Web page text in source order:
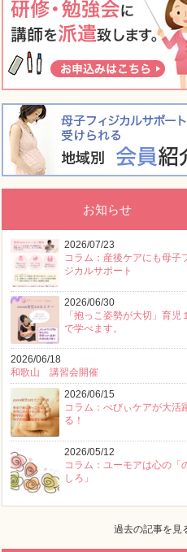
お知らせ
2026/07/23
コラム：産後ケアにも母子
ジカルサポート
2026/06/30
「抱っこ姿勢が大切」育児
で学べます。
2026/06/18
和歌山 講習会開催
2026/06/15
コラム：べびぃケアが大活
る！
2026/05/12
コラム：ユーモアは心の「
しろ」
過去の記事を見